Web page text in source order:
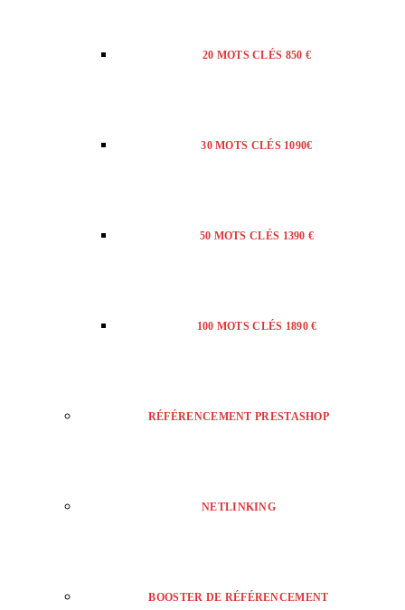
20 MOTS CLÉS 850 €
30 MOTS CLÉS 1090€
50 MOTS CLÉS 1390 €
100 MOTS CLÉS 1890 €
RÉFÉRENCEMENT PRESTASHOP
NETLINKING
BOOSTER DE RÉFÉRENCEMENT